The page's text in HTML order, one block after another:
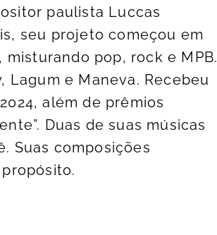
paulista Luccas
seu projeto começou em
pop, rock e MPB.
e Maneva. Recebeu
além de prêmios
Duas de suas músicas
Suas composições